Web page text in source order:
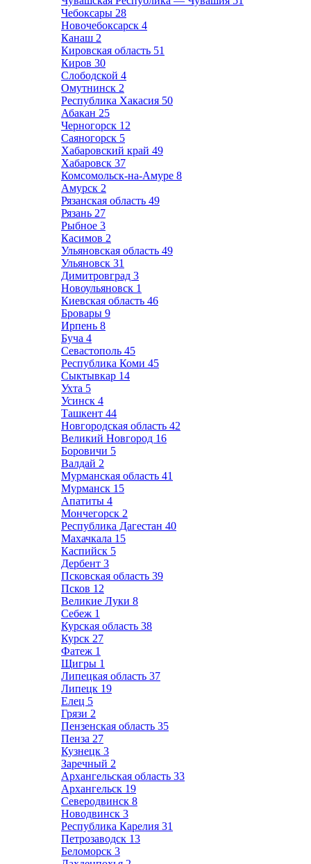
Чебоксары 28
Новочебоксарск 4
Канаш 2
Кировская область 51
Киров 30
Слободской 4
Омутнинск 2
Республика Хакасия 50
Абакан 25
Черногорск 12
Саяногорск 5
Хабаровский край 49
Хабаровск 37
Комсомольск-на-Амуре 8
Амурск 2
Рязанская область 49
Рязань 27
Рыбное 3
Касимов 2
Ульяновская область 49
Ульяновск 31
Димитровград 3
Новоульяновск 1
Киевская область 46
Бровары 9
Ирпень 8
Буча 4
Севастополь 45
Республика Коми 45
Сыктывкар 14
Ухта 5
Усинск 4
Ташкент 44
Новгородская область 42
Великий Новгород 16
Боровичи 5
Валдай 2
Мурманская область 41
Мурманск 15
Апатиты 4
Мончегорск 2
Республика Дагестан 40
Махачкала 15
Каспийск 5
Дербент 3
Псковская область 39
Псков 12
Великие Луки 8
Себеж 1
Курская область 38
Курск 27
Фатеж 1
Щигры 1
Липецкая область 37
Липецк 19
Елец 5
Грязи 2
Пензенская область 35
Пенза 27
Кузнецк 3
Заречный 2
Архангельская область 33
Архангельск 19
Северодвинск 8
Новодвинск 3
Республика Карелия 31
Петрозаводск 13
Беломорск 3